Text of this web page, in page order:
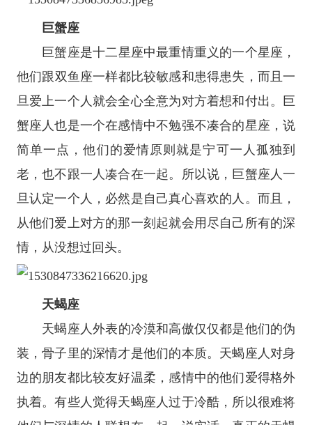
巨蟹座
巨蟹座是十二星座中最重情重义的一个星座，
他们跟双鱼座一样都比较敏感和患得患失，而且一
旦爱上一个人就会全心全意为对方着想和付出。巨
蟹座人也是一个在感情中不勉强不凑合的星座，说
简单一点，他们的爱情原则就是宁可一人孤独到
老，也不跟一人凑合在一起。所以说，巨蟹座人一
旦认定一个人，必然是自己真心喜欢的人。而且，
从他们爱上对方的那一刻起就会用尽自己所有的深
情，从没想过回头。
天蝎座
天蝎座 人外表的冷漠和高傲仅仅都是他们的伪
装，骨子里的深情才是他们的本质。天蝎座人对身
边的朋友都比较友好温柔，感情中的他们爱得格外
执着。有些人觉得天蝎座人过于冷酷，所以很难将